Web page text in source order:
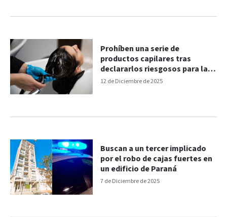
12 de Diciembre de 2025
Prohíben una serie de
productos capilares tras
declararlos riesgosos para la
salud
7 de Diciembre de 2025
Buscan a un tercer implicado
por el robo de cajas fuertes en
un edificio de Paraná